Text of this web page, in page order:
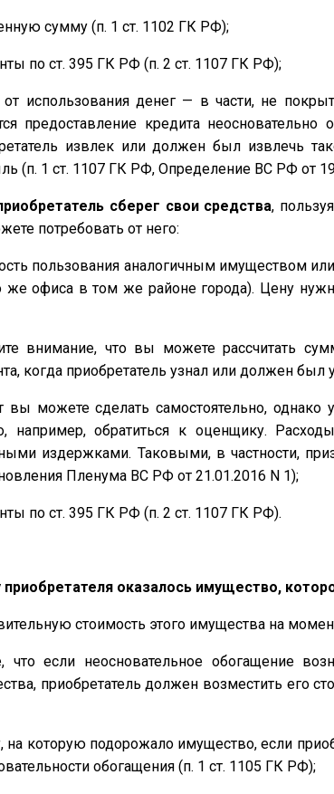
сумму (п. 1 ст. 1102 ГК РФ);
по ст. 395 ГК РФ (п. 2 ст. 1107 ГК РФ);
от использования денег — в части, не
предоставление кредита
извлек или должен был извлечь
(п. 1 ст. 1107 ГК РФ, Определение ВС РФ от
сберег свои средства,
потребовать от него:
пользования аналогичным имуществом
же офиса в том же районе города). Цену
внимание, что вы можете рассчитать
когда приобретатель узнал или должен был
вы можете сделать самостоятельно,
например, обратиться к оценщику.
издержками. Таковыми, в частности,
Пленума ВС РФ от 21.01.2016 N 1);
по ст. 395 ГК РФ (п. 2 ст. 1107 ГК РФ).
приобретателя оказалось имущество,
стоимость этого имущества на
что если неосновательное обогащение
приобретатель должен возместить его
на которую подорожало имущество, если
обогащения (п. 1 ст. 1105 ГК РФ);